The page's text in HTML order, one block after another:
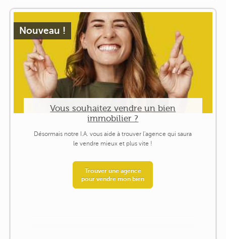
Nouveau !
Vous souhaitez vendre un bien
immobilier ?
Désormais notre I.A. vous aide à trouver l'agence qui saura
le vendre mieux et plus vite !
Trouver une agence
pour vendre mon bien